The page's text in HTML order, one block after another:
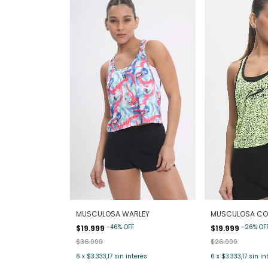
MUSCULOSA WARLEY
$19.999 -46% OFF
$36.999
6 x $3.333,17 sin interés
MUSCULOSA
$19.999 -26%
$26.999
6 x $3.333,17 sin